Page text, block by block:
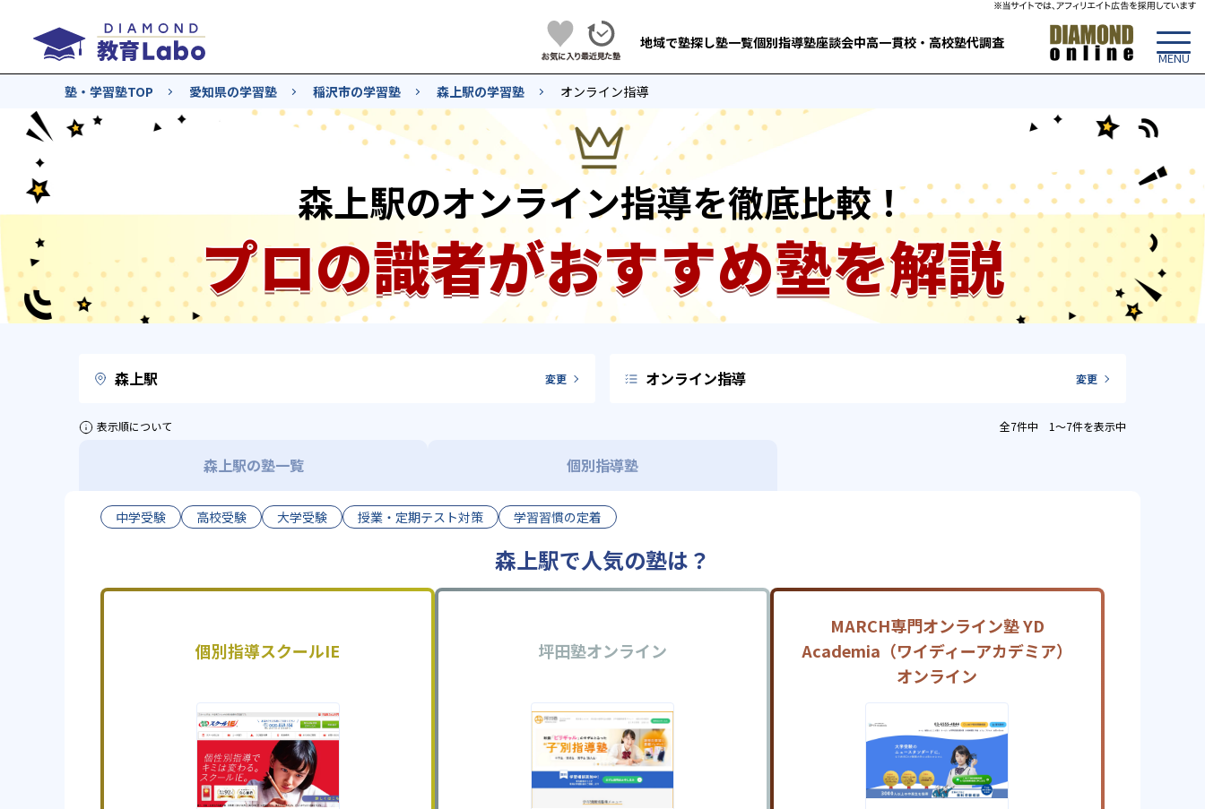
地域で塾探し塾一覧個別指導塾座談会中高一貫校・高校塾代調査
塾・学習塾TOP 愛知県の学習塾 稲沢市の学習塾 森上駅の学習塾 オンライン指導
森上駅のオンライン指導を徹底比較！
プロの識者がおすすめ塾を解説
森上駅 変更 オンライン指導 変更
表示順について 全7件中 1〜7件を表示中
森上駅の塾一覧 個別指導塾
中学受験 高校受験 大学受験 授業・定期テスト対策 学習習慣の定着
森上駅で人気の塾は？
個別指導スクールIE 坪田塾オンライン
MARCH専門オンライン塾 YD
Academia（ワイディーアカデミア）
オンライン